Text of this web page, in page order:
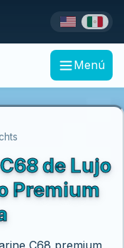
Menú
de Lujo
Premium
C68 premium